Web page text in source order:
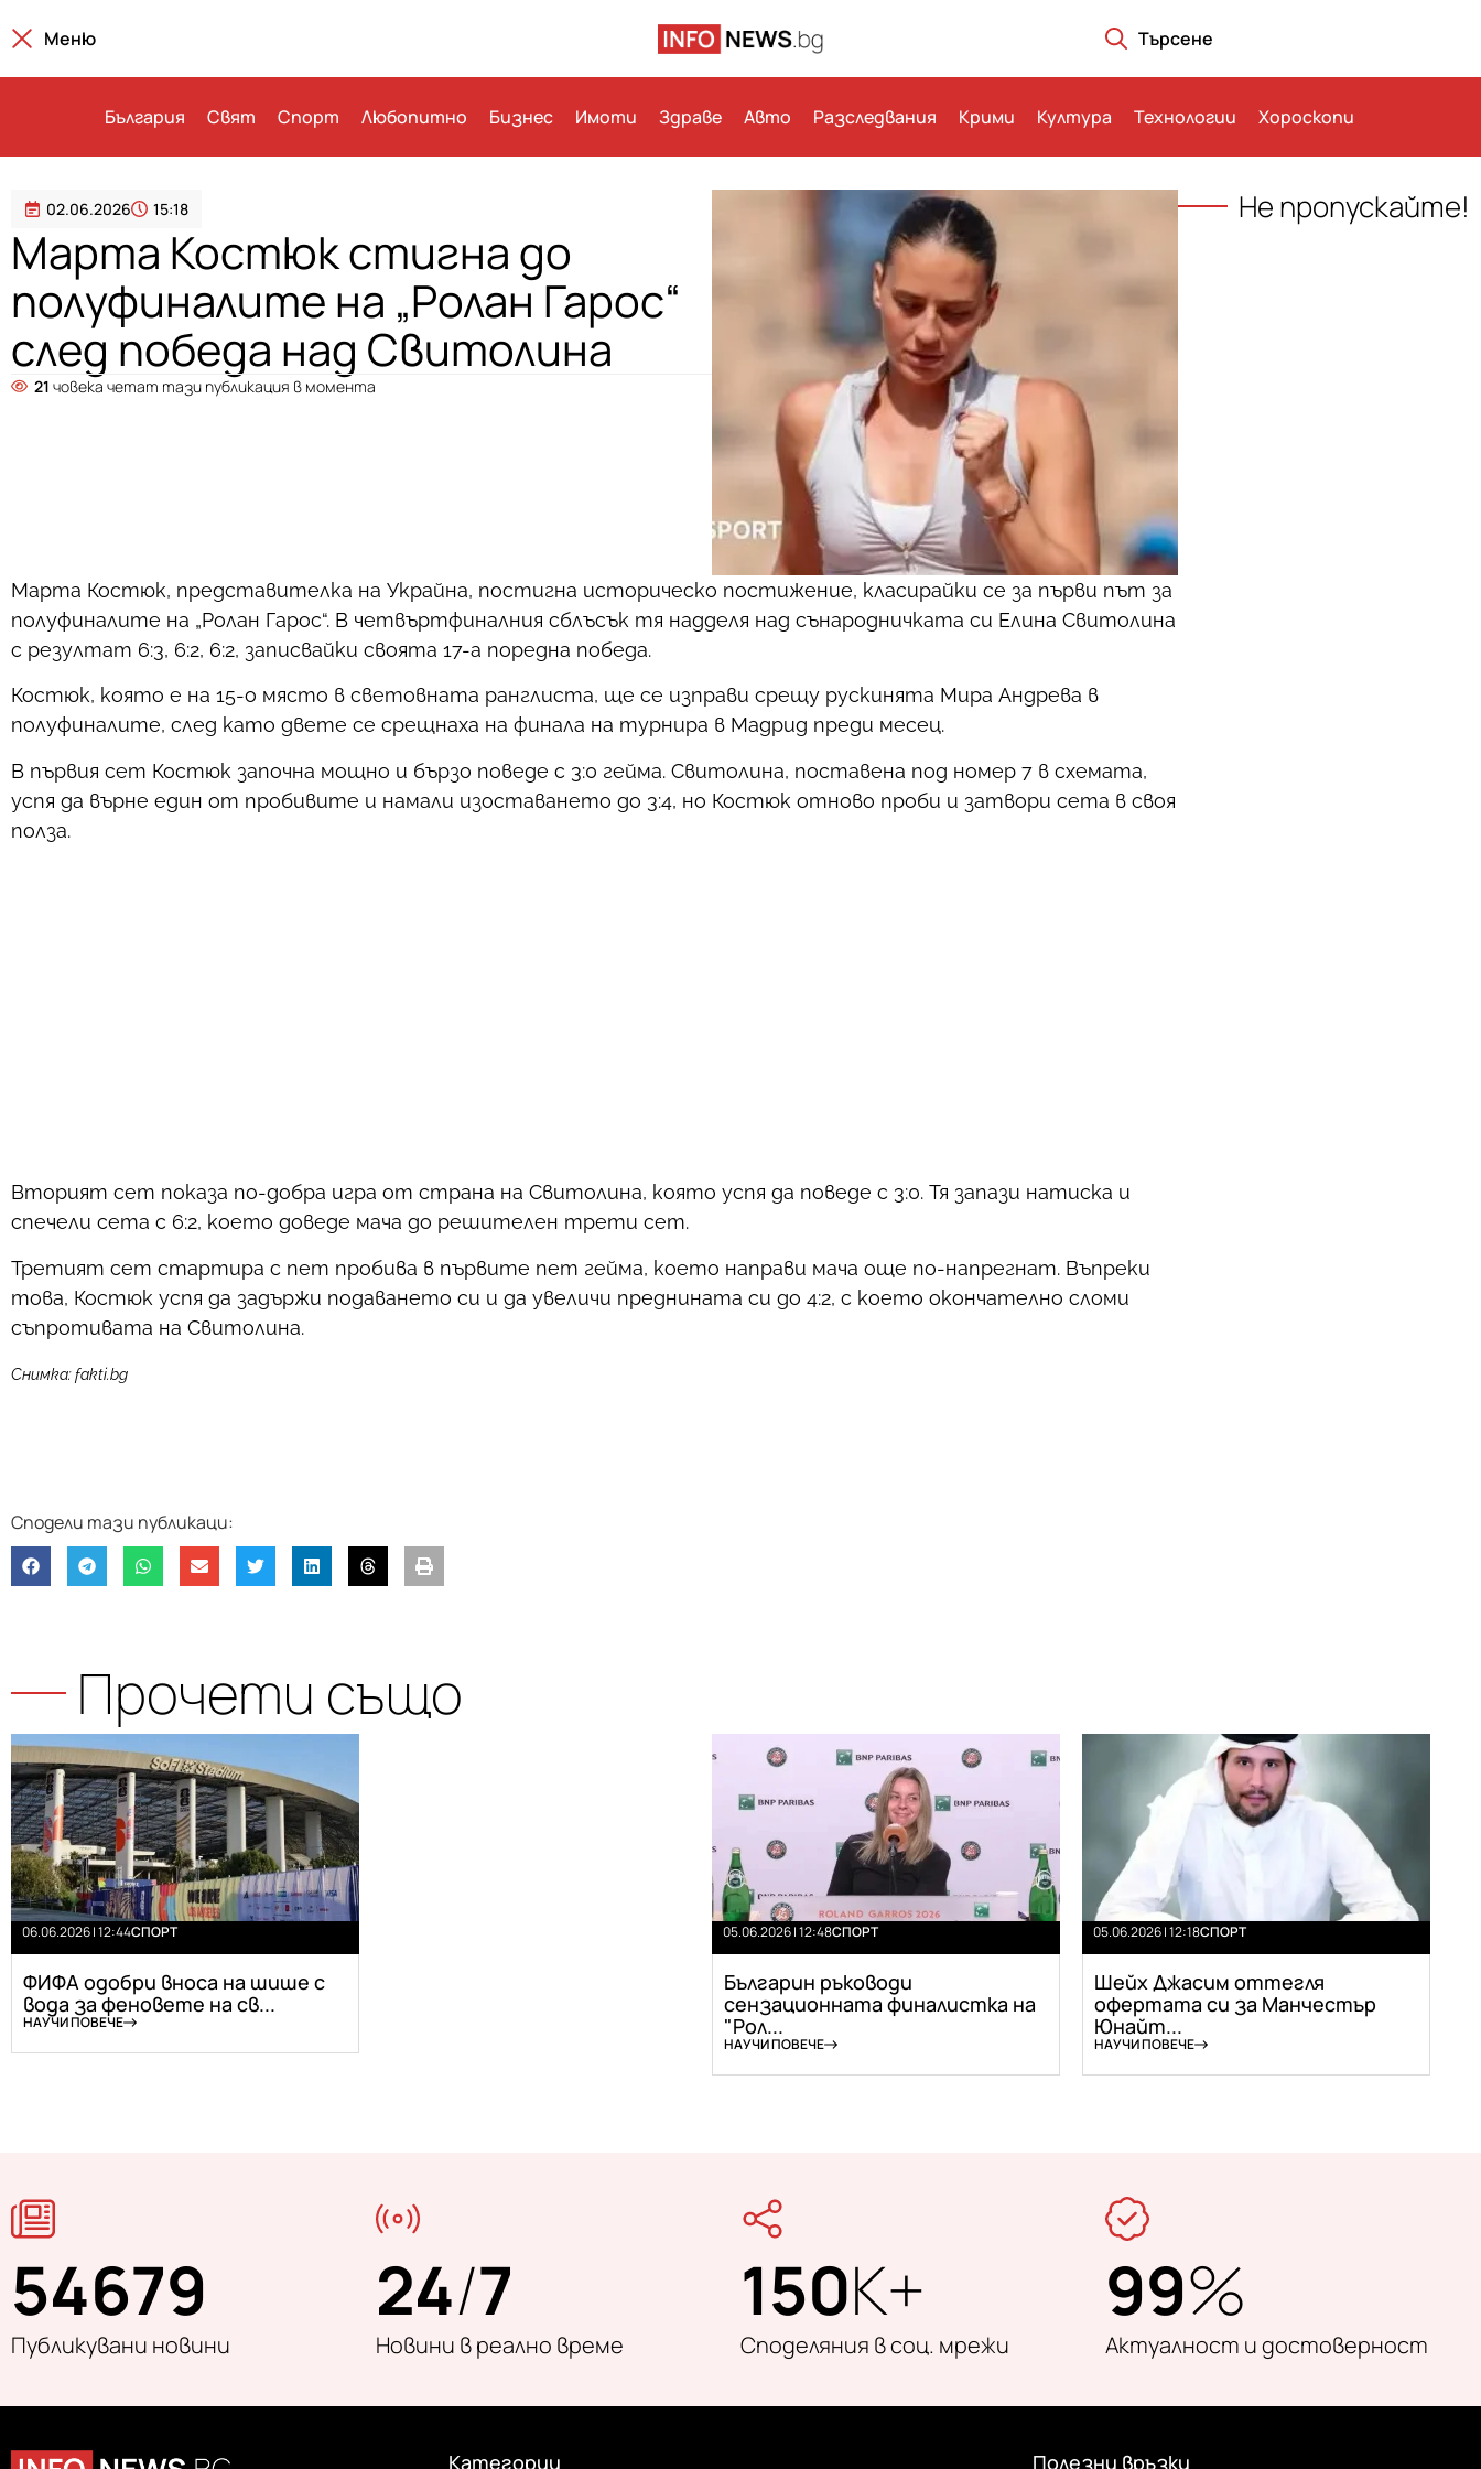
Меню Търсене
България Свят Спорт Любопитно Бизнес Имоти Здраве Авто Разследвания Крими Култура Технологии Хороскопи
02.06.2026 15:18
Марта Костюк стигна до
полуфиналите на „Ролан Гарос“
след победа над Свитолина
21 човека четат тази публикация в момента
Марта Костюк, представителка на Украйна, постигна историческо постижение, класирайки се за първи път за
полуфиналите на „Ролан Гарос“. В четвъртфиналния сблъсък тя надделя над сънародничката си Елина Свитолина
с резултат 6:3, 6:2, 6:2, записвайки своята 17-а поредна победа.
Костюк, която е на 15-о място в световната ранглиста, ще се изправи срещу рускинята Мира Андрева в
полуфиналите, след като двете се срещнаха на финала на турнира в Мадрид преди месец.
В първия сет Костюк започна мощно и бързо поведе с 3:0 гейма. Свитолина, поставена под номер 7 в схемата,
успя да върне един от пробивите и намали изоставането до 3:4, но Костюк отново проби и затвори сета в своя
полза.
Вторият сет показа по-добра игра от страна на Свитолина, която успя да поведе с 3:0. Тя запази натиска и
спечели сета с 6:2, което доведе мача до решителен трети сет.
Третият сет стартира с пет пробива в първите пет гейма, което направи мача още по-напрегнат. Въпреки
това, Костюк успя да задържи подаването си и да увеличи преднината си до 4:2, с което окончателно сломи
съпротивата на Свитолина.
Снимка: fakti.bg
Не пропускайте!
Прочети също
06.06.2026 | 12:44СПОРТ
ФИФА одобри вноса на шише с
вода за феновете на св...
НАУЧИ ПОВЕЧЕ
05.06.2026 | 12:48СПОРТ
Българин ръководи
сензационната финалистка на
"Рол...
НАУЧИ ПОВЕЧЕ
05.06.2026 | 12:18СПОРТ
Шейх Джасим оттегля
офертата си за Манчестър
Юнайт...
НАУЧИ ПОВЕЧЕ
54679
Публикувани новини
24/7
Новини в реално време
150K+
Споделяния в соц. мрежи
99%
Актуалност и достоверност
Категории Полезни връзки